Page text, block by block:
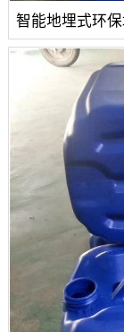
智能地埋式环